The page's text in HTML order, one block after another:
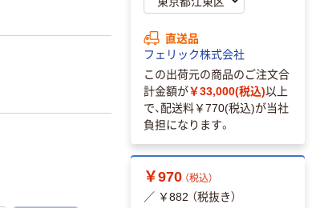
直送品
フェリック株式会社
この出荷元の商品のご注文合
計金額が￥33,000(税込)以上
で、配送料￥770(税込)が当社
負担になります。
￥970 （税込）
／ ￥882 （税抜き）